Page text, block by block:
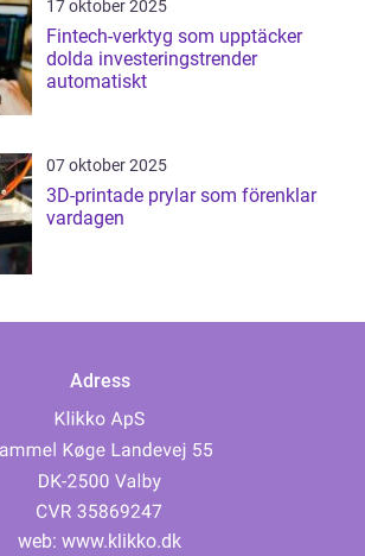
17 oktober 2025
Fintech-verktyg som upptäcker
dolda investeringstrender
automatiskt
07 oktober 2025
3D-printade prylar som förenklar
vardagen
Adress
web: www.klikko.dk